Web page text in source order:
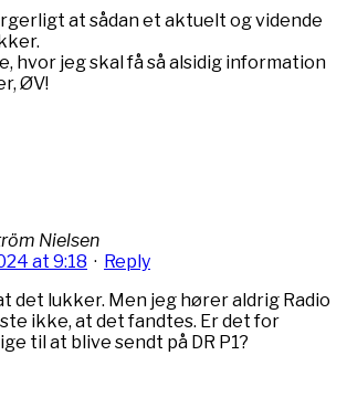
at sådan et aktuelt og vidende
hvor jeg skal få så alsidig information
ØV!
Nielsen
at 9:18 · Reply
det lukker. Men jeg hører aldrig Radio
ikke, at det fandtes. Er det for
til at blive sendt på DR P1?